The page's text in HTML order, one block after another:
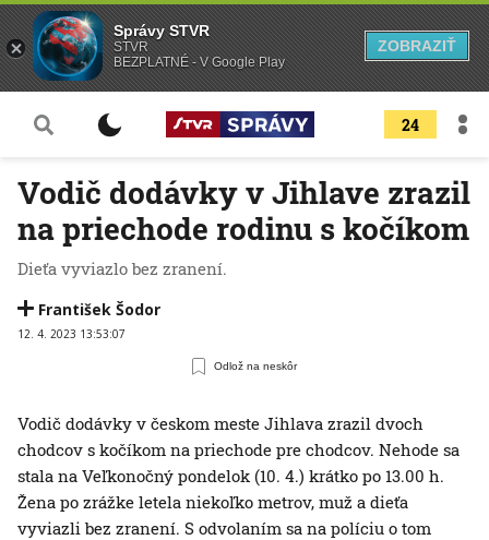
24
Vodič dodávky v Jihlave zrazil
na priechode rodinu s kočíkom
Dieťa vyviazlo bez zranení.
František Šodor
12. 4. 2023 13:53:07
Odlož na neskôr
Vodič dodávky v českom meste Jihlava zrazil dvoch
chodcov s kočíkom na priechode pre chodcov. Nehode sa
stala na Veľkonočný pondelok (10. 4.) krátko po 13.00 h.
Žena po zrážke letela niekoľko metrov, muž a dieťa
vyviazli bez zranení. S odvolaním sa na políciu o tom
Správy STVR
STVR
BEZPLATNÉ - V Google Play
ZOBRAZIŤ